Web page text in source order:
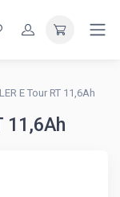
E Tour RT 11,6Ah
11,6Ah